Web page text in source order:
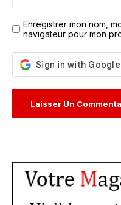
Enregistrer mon nom,
navigateur pour mon